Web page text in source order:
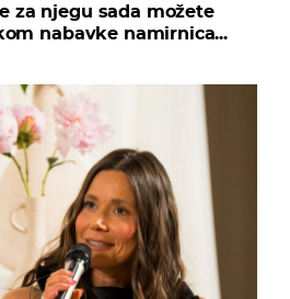
za njegu sada možete
nabavke namirnica...